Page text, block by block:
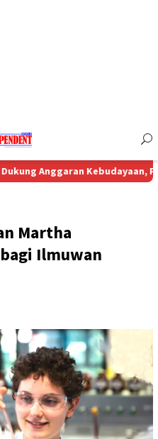
Kebudayaan, Penggiat
Martha
Ilmuwan